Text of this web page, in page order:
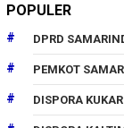
POPULER
DPRD
PEMKOT
DISPORA KUKAR